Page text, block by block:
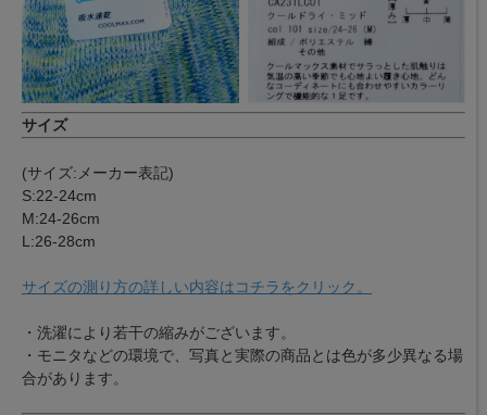
サイズ
(サイズ:メーカー表記)
S:22-24cm
M:24-26cm
L:26-28cm
サイズの測り方の詳しい内容はコチラをクリック。
・洗濯により若干の縮みがございます。
・モニタなどの環境で、写真と実際の商品とは色が多少異なる場
合があります。